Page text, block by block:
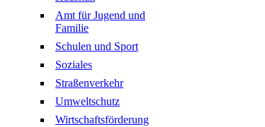
Amt für Jugend und
Familie
Schulen und Sport
Soziales
Straßenverkehr
Umweltschutz
Wirtschaftsförderung